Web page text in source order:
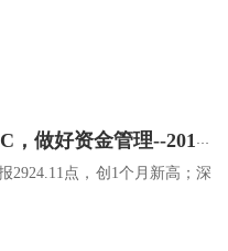
广发期货：股指早报--逢低试多IC，做好资金管理--20190903
2924.11点，创1个月新高；深